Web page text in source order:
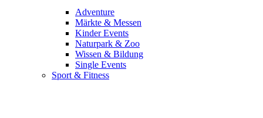
Adventure
Märkte & Messen
Kinder Events
Naturpark & Zoo
Wissen & Bildung
Single Events
Sport & Fitness